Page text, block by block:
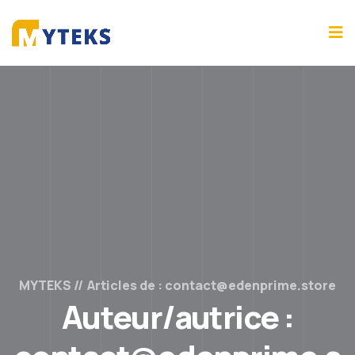
MYTEKS Articles de : contact@edenprime.store
Auteur/autrice :